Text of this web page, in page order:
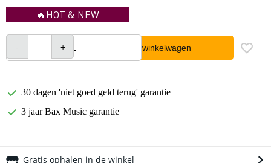
🔥HOT & NEW
In winkelwagen
30 dagen 'niet goed geld terug' garantie
3 jaar Bax Music garantie
Gratis ophalen in de winkel